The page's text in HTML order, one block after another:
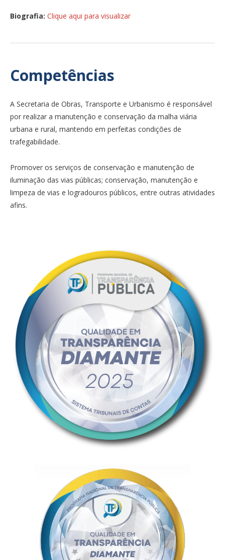
Biografia: Clique aqui para visualizar
Competências
A Secretaria de Obras, Transporte e Urbanismo é responsável
por realizar a manutenção e conservação da malha viária
urbana e rural, mantendo em perfeitas condições de
trafegabilidade.
Promover os serviços de conservação e manutenção de
iluminação das vias públicas; conservação, manutenção e
limpeza de vias e logradouros públicos, entre outras atividades
afins.